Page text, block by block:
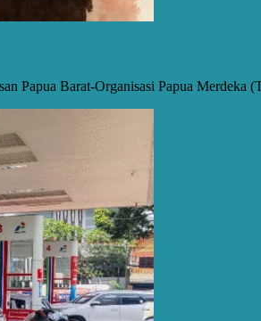
Papua Barat-Organisasi Papua